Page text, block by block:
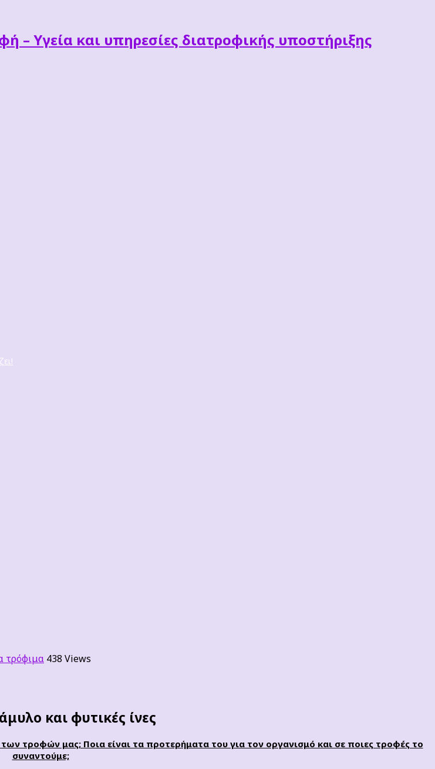
– Υγεία και υπηρεσίες διατροφικής υποστήριξης
τρόφιμα 438 Views
και φυτικές ίνες
των τροφών μας; Ποια είναι τα προτερήματα του για τον οργανισμό και σε ποιες τροφές το
συναντούμε;